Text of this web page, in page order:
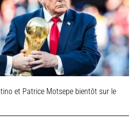
et Patrice Motsepe bientôt sur le